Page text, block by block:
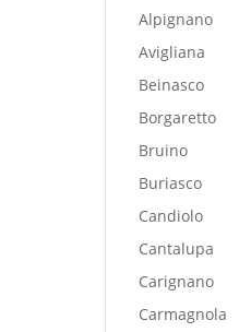
Alpignano
Avigliana
Beinasco
Borgaretto
Bruino
Buriasco
Candiolo
Cantalupa
Carignano
Carmagnola